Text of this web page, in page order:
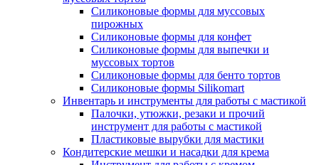
Силиконовые формы для муссовых
пирожных
Силиконовые формы для конфет
Силиконовые формы для выпечки и
муссовых тортов
Силиконовые формы для бенто тортов
Силиконовые формы Silikomart
Инвентарь и инструменты для работы с мастикой
Палочки, утюжки, резаки и прочий
инструмент для работы с мастикой
Пластиковые вырубки для мастики
Кондитерские мешки и насадки для крема